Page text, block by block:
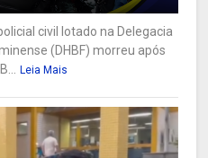
civil lotado na Delegacia
(DHBF) morreu após
Leia Mais